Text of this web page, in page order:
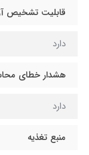
قابلیت تشخیص
دارد
هشدار خطای
دارد
منبع تغذیه